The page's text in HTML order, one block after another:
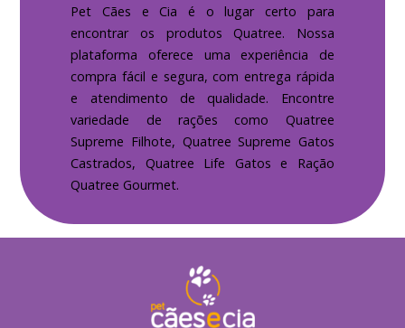
Pet Cães e Cia é o lugar certo para
encontrar os produtos Quatree. Nossa
plataforma oferece uma experiência de
compra fácil e segura, com entrega rápida
e atendimento de qualidade. Encontre
variedade de rações como Quatree
Supreme Filhote, Quatree Supreme Gatos
Castrados, Quatree Life Gatos e Ração
Quatree Gourmet.